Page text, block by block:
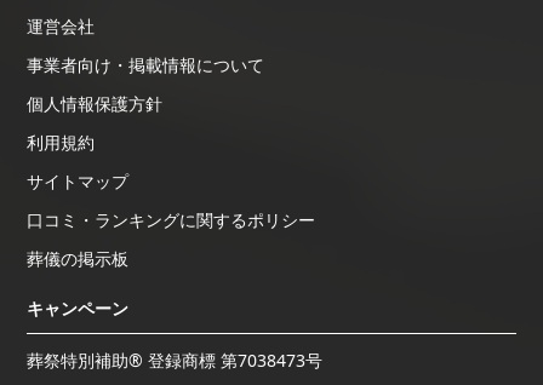
運営会社
事業者向け・掲載情報について
個人情報保護方針
利用規約
サイトマップ
口コミ・ランキングに関するポリシー
葬儀の掲示板
キャンペーン
葬祭特別補助® 登録商標 第7038473号